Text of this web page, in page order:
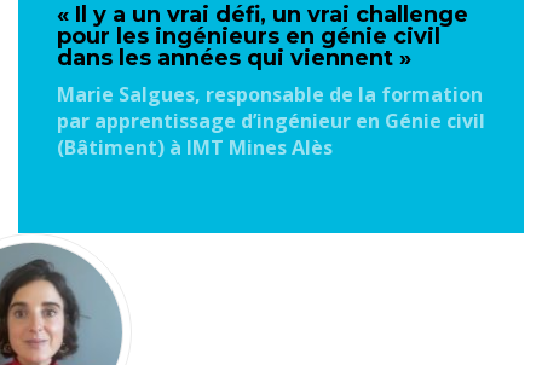
« Il y a un vrai défi, un vrai challenge
pour les ingénieurs en génie civil
dans les années qui viennent »
Marie Salgues, responsable de la formation
par apprentissage d’ingénieur en Génie civil
(Bâtiment) à IMT Mines Alès